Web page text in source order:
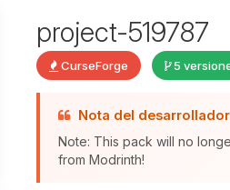
project-519787
CurseForge 5
Nota del
Note: This pack will no
from Modrinth!